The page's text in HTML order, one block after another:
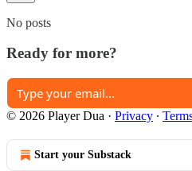
No posts
Ready for more?
© 2026 Player Dua · Privacy ∙
Start your Substack